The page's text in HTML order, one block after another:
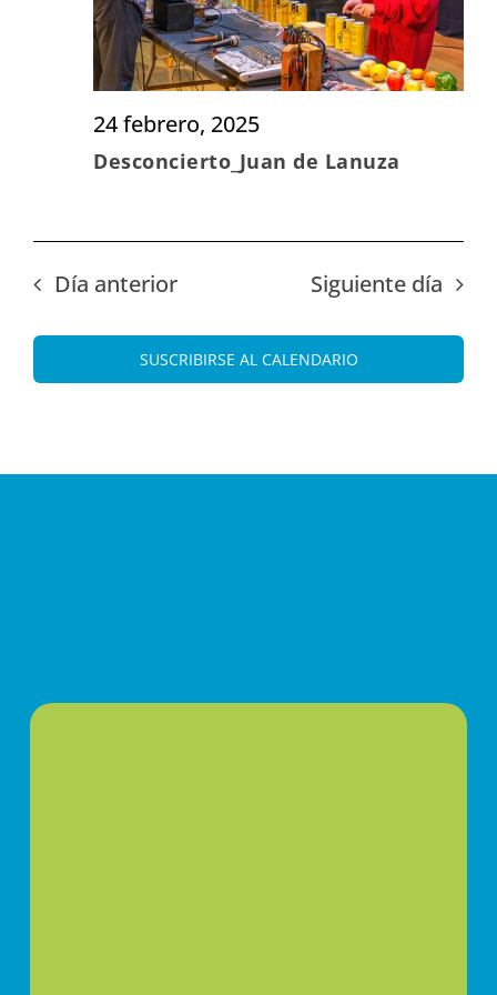
24 febrero, 2025
Desconcierto_Juan de Lanuza
Día anterior Siguiente día
SUSCRIBIRSE AL CALENDARIO